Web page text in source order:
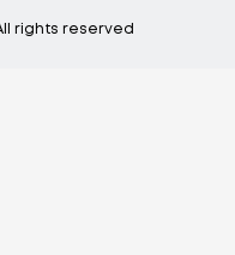
rights reserved